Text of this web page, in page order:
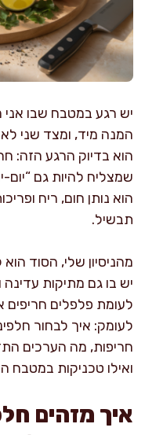
יש רגע במטבח שבו
המנה מיד, ומצד שני
הוא בדיוק הרגע הזה:
שמצליח להיות גם “יום-
הוא נותן חום, ריח
תבשיל.
מהניסיון שלי, הסוד
יש בו גם מתיקות
לעומת פלפלים
לעומק: איך לבחור
חריפות, מה הערכים
ואילו טכניקות במטבח
איך מזהים